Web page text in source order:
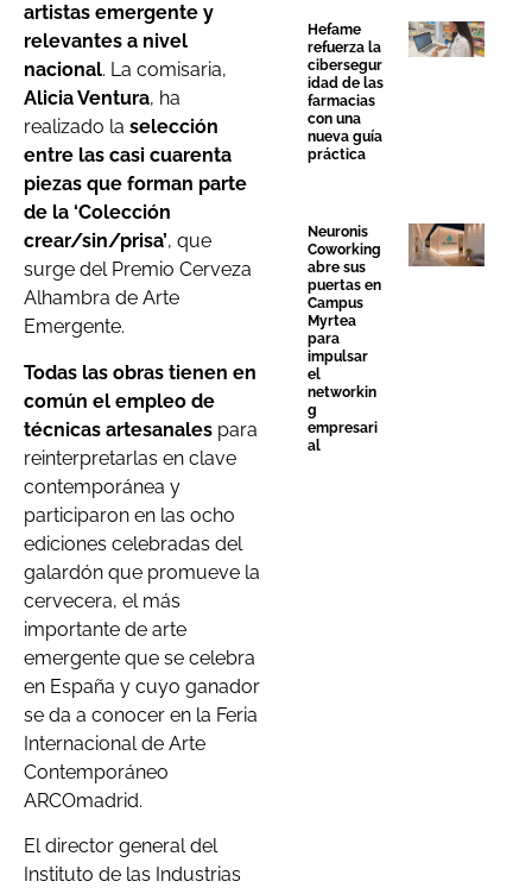
artistas emergente y
relevantes a nivel
nacional. La comisaria,
Alicia Ventura, ha
realizado la selección
entre las casi cuarenta
piezas que forman parte
de la ‘Colección
crear/sin/prisa’, que
surge del Premio Cerveza
Alhambra de Arte
Emergente.
Todas las obras tienen en
común el empleo de
técnicas artesanales para
reinterpretarlas en clave
contemporánea y
participaron en las ocho
ediciones celebradas del
galardón que promueve la
cervecera, el más
importante de arte
emergente que se celebra
en España y cuyo ganador
se da a conocer en la Feria
Internacional de Arte
Contemporáneo
ARCOmadrid.
El director general del
Instituto de las Industrias
Hefame
refuerza la
cibersegur
idad de las
farmacias
con una
nueva guía
práctica
Neuronis
Coworking
abre sus
puertas en
Campus
Myrtea
para
impulsar
el
networkin
g
empresari
al